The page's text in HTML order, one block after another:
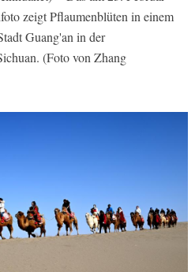
zeigt Pflaumenblüten in einem
Guang'an in der
(Foto von Zhang